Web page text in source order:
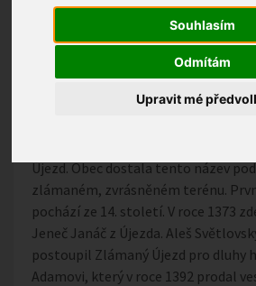
Souhlasím
Odmítám
Upravit mé
Újezd. Obec dostala tento název
zlámaném, zvrásněném terénu.
pochází ze 14. století. V roce 1373
Jeneč Janáč z Újezda. Aleš
postoupil Zlámaný Újezd pro dluhy
Adamovi, který v roce 1392 prodal